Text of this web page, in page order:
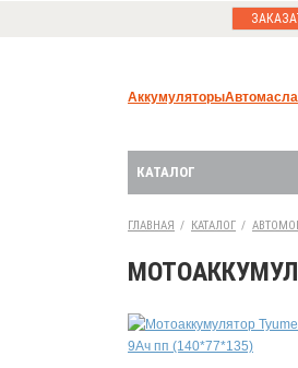
АккумуляторыАвтомасла
КАТАЛОГ
ГЛАВНАЯ / КАТАЛОГ /